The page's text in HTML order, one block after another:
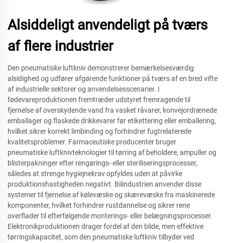
Alsiddeligt anvendeligt på tværs
af flere industrier
Den pneumatiske luftkniv demonstrerer bemærkelsesværdig
alsidighed og udfører afgørende funktioner på tværs af en bred vifte
af industrielle sektorer og anvendelsesscenarier. I
fødevareproduktionen fremtræder udstyret fremragende til
fjernelse af overskydende vand fra vasket råvarer, konvejordrænede
emballager og flaskede drikkevarer før etikettering eller emballering,
hvilket sikrer korrekt limbinding og forhindrer fugtrelaterede
kvalitetsproblemer. Farmaceutiske producenter bruger
pneumatiske luftknivteknologier til tørring af beholdere, ampuller og
blisterpakninger efter rengørings- eller steriliseringsprocesser,
således at strenge hygiejnekrav opfyldes uden at påvirke
produktionshastigheden negativt. Bilindustrien anvender disse
systemer til fjernelse af kølevæske og skærevæske fra maskinerede
komponenter, hvilket forhindrer rustdannelse og sikrer rene
overflader til efterfølgende monterings- eller belægningsprocesser.
Elektronikproduktionen drager fordel af den blide, men effektive
tørringskapacitet, som den pneumatiske luftkniv tilbyder ved